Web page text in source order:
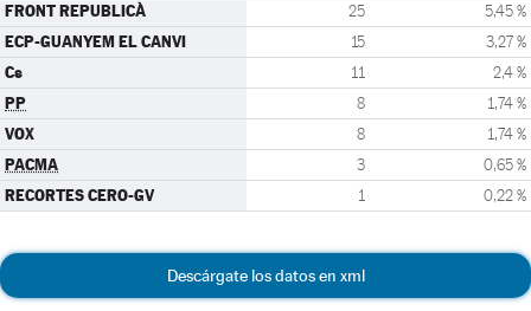
FRONT REPUBLICÀ 25 5,45 %
ECP-GUANYEM EL CANVI 15 3,27 %
Cs 11 2,4 %
PP 8 1,74 %
VOX 8 1,74 %
PACMA 3 0,65 %
RECORTES CERO-GV 1 0,22 %
Descárgate los datos en xml